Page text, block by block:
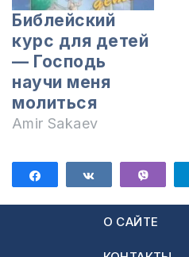
Библейский
курс для детей
— Господь
научи меня
молиться
Amir Sakaev
ПоделитьсяПоделиться
О САЙТЕ